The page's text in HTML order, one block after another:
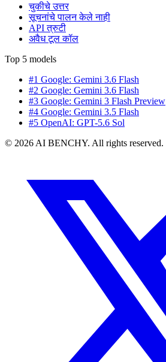
चुकीचे उत्तर
सूचनांचे पालन केले नाही
API त्रुटी
अवैध टूल कॉल
Top 5 models
#1 Google: Gemini 3.6 Flash
#2 Google: Gemini 3.6 Flash
#3 Google: Gemini 3 Flash Preview
#4 Google: Gemini 3.5 Flash
#5 OpenAI: GPT-5.6 Sol
© 2026 AI BENCHY. All rights reserved.